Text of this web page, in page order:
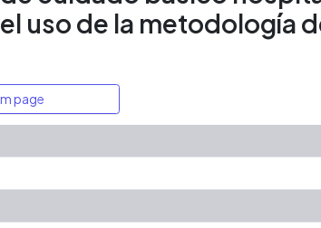
uso de la metodología
page